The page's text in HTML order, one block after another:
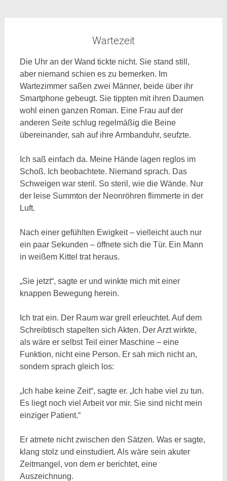
Wartezeit
Die Uhr an der Wand tickte nicht. Sie stand still,
aber niemand schien es zu bemerken. Im
Wartezimmer saßen zwei Männer, beide über ihr
Smartphone gebeugt. Sie tippten mit ihren Daumen
wohl einen ganzen Roman. Eine Frau auf der
anderen Seite schlug regelmäßig die Beine
übereinander, sah auf ihre Armbanduhr, seufzte.
Ich saß einfach da. Meine Hände lagen reglos im
Schoß. Ich beobachtete. Niemand sprach. Das
Schweigen war steril. So steril, wie die Wände. Nur
der leise Summton der Neonröhren flimmerte in der
Luft.
Nach einer gefühlten Ewigkeit – vielleicht auch nur
ein paar Sekunden – öffnete sich die Tür. Ein Mann
in weißem Kittel trat heraus.
„Sie jetzt“, sagte er und winkte mich mit einer
knappen Bewegung herein.
Ich trat ein. Der Raum war grell erleuchtet. Auf dem
Schreibtisch stapelten sich Akten. Der Arzt wirkte,
als wäre er selbst Teil einer Maschine – eine
Funktion, nicht eine Person. Er sah mich nicht an,
sondern sprach gleich los:
„Ich habe keine Zeit“, sagte er. „Ich habe viel zu tun.
Es liegt noch viel Arbeit vor mir. Sie sind nicht mein
einziger Patient.“
Er atmete nicht zwischen den Sätzen. Was er sagte,
klang stolz und einstudiert. Als wäre sein akuter
Zeitmangel, von dem er berichtet, eine
Auszeichnung.